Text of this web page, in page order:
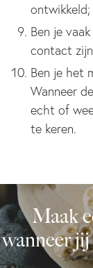
ontwikkeld;
Ben je
contact
Ben je het
Wanneer
echt of
te keren.
Maak
wanneer